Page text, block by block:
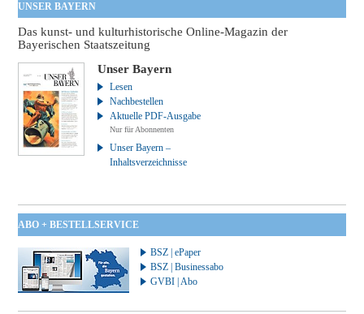
UNSER BAYERN
Das kunst- und kulturhistorische Online-Magazin der
Bayerischen Staatszeitung
Unser Bayern
Lesen
Nachbestellen
Aktuelle PDF-Ausgabe
Nur für Abonnenten
Unser Bayern –
Inhaltsverzeichnisse
ABO + BESTELLSERVICE
BSZ | ePaper
BSZ | Businessabo
GVBI | Abo